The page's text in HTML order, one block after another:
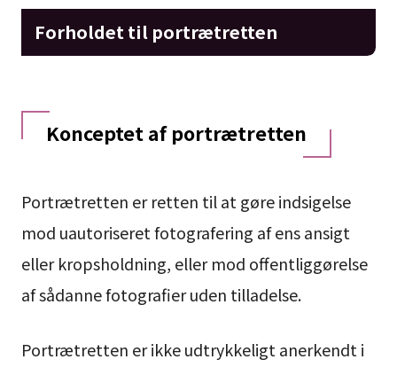
Forholdet til portrætretten
Konceptet af portrætretten
Portrætretten er retten til at gøre indsigelse
mod uautoriseret fotografering af ens ansigt
eller kropsholdning, eller mod offentliggørelse
af sådanne fotografier uden tilladelse.
Portrætretten er ikke udtrykkeligt anerkendt i